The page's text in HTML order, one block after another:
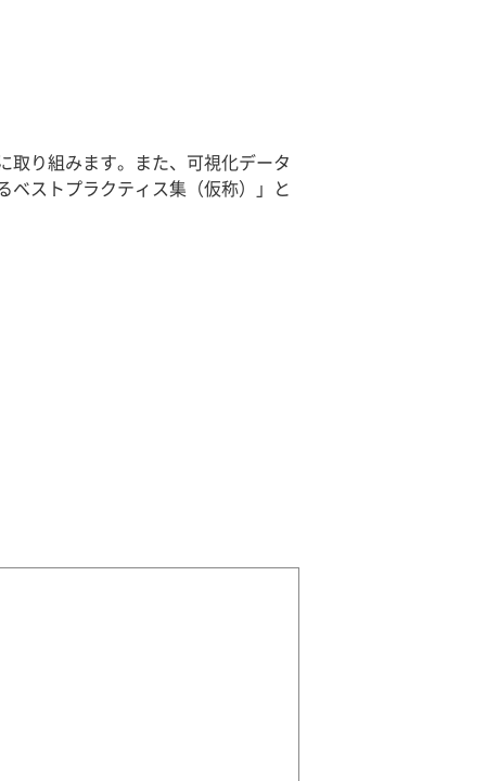
取り組みます。また、可視化データ
ベストプラクティス集（仮称）」と